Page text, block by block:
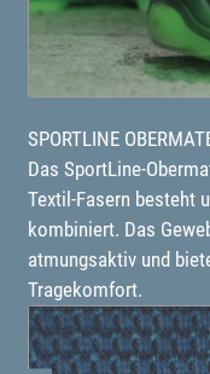
SPORTLINE
Das SportLine-
Textil-Fasern besteht
kombiniert. Das
atmungsaktiv und
Tragekomfort.